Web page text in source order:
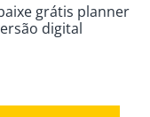
grátis planner
digital